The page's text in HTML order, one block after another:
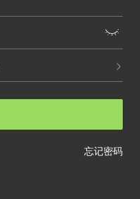


忘记密码